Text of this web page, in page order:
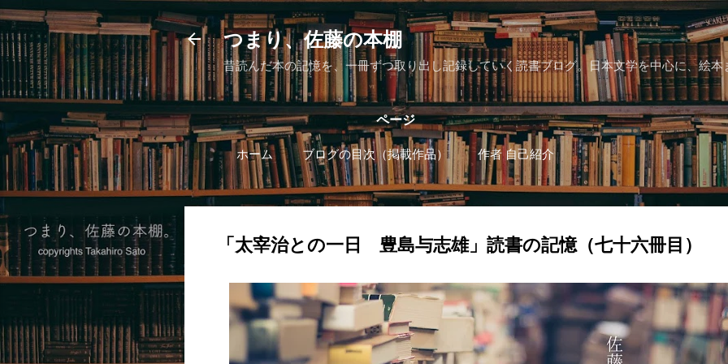
スキップしてメイン コンテンツに移動
つまり、佐藤の本棚
昔読んだ本の記憶を、一冊ずつ取り出し記録していく読書ブログ。日本文学を中心に、絵本
ページ
ホーム ブログの目次（掲載作品） 作者 自己紹介
「太宰治との一日 豊島与志雄」読書の記憶（七十六冊目）